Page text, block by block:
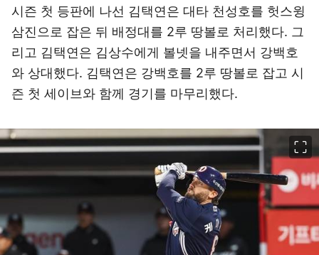
시즌 첫 등판에 나선 김택연은 대타 천성호를 헛스윙
삼진으로 잡은 뒤 배정대를 2루 땅볼로 처리했다. 그
리고 김택연은 김상수에게 볼넷을 내주면서 강백호
와 상대했다. 김택연은 강백호를 2루 땅볼로 잡고 시
즌 첫 세이브와 함께 경기를 마무리했다.